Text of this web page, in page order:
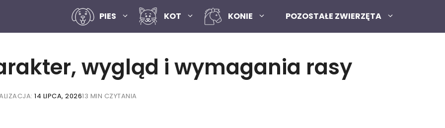
PIES KOT KONIE POZOSTAŁE ZWIERZĘTA
wygląd i wymagania rasy
14 LIPCA, 202613 MIN CZYTANIA